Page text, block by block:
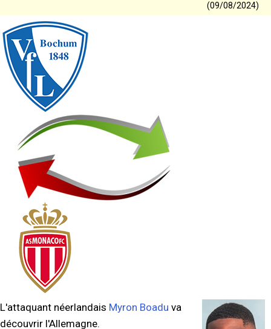
(09/08/2024)
L'attaquant néerlandais Myron Boadu va
découvrir l'Allemagne.